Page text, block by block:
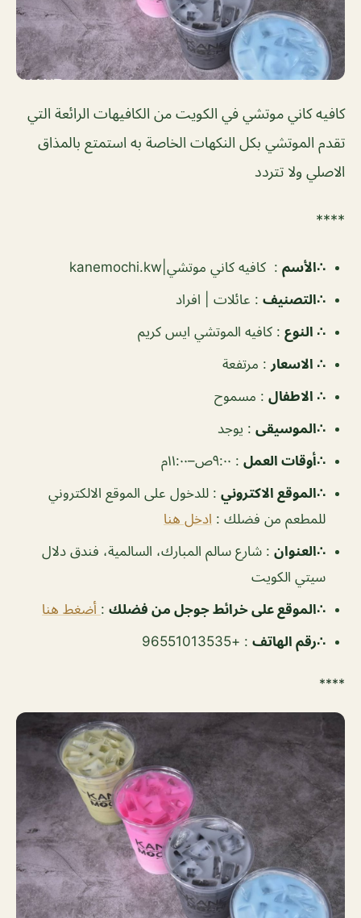
كافيه كاني موتشي في الكويت من الكافيهات الرائعة التي
تقدم الموتشي بكل النكهات الخاصة به استمتع بالمذاق
الاصلي ولا تتردد
****
∴الأسم : كافيه كاني موتشي|kanemochi.kw
∴التصنيف : عائلات | افراد
∴ النوع : كافيه الموتشي ايس كريم
∴ الاسعار : مرتفعة
∴ الاطفال : مسموح
∴الموسيقى : يوجد
‏∴أوقات العمل : ٩:٠٠ص–١١:٠٠م
∴الموقع الاكتروني : للدخول على الموقع الالكتروني
للمطعم من فضلك : ادخل هنا
∴العنوان : شارع سالم المبارك، السالمية، فندق دلال
سيتي الكويت
∴الموقع على خرائط جوجل من فضلك : أضغط هنا
∴رقم الهاتف : +96551013535
****